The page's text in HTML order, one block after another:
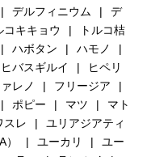
デルフィニウム
デ
コキキョウ
トルコ桔
ハボタン
ハモノ
ヒバスギルイ
ヒペリ
レノ
フリージア
ポピー マツ
マト
スレ
ユリアジアティ
ユーカリ
ユー